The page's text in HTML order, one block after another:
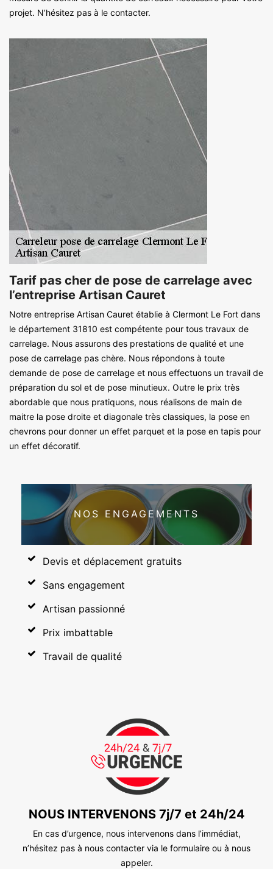
projet. N’hésitez pas à le contacter.
Tarif pas cher de pose de carrelage avec
l’entreprise Artisan Cauret
Notre entreprise Artisan Cauret établie à Clermont Le Fort dans
le département 31810 est compétente pour tous travaux de
carrelage. Nous assurons des prestations de qualité et une
pose de carrelage pas chère. Nous répondons à toute
demande de pose de carrelage et nous effectuons un travail de
préparation du sol et de pose minutieux. Outre le prix très
abordable que nous pratiquons, nous réalisons de main de
maitre la pose droite et diagonale très classiques, la pose en
chevrons pour donner un effet parquet et la pose en tapis pour
un effet décoratif.
NOS ENGAGEMENTS
Devis et déplacement gratuits
Sans engagement
Artisan passionné
Prix imbattable
Travail de qualité
NOUS INTERVENONS 7j/7 et 24h/24
En cas d’urgence, nous intervenons dans l’immédiat,
n’hésitez pas à nous contacter via le formulaire ou à nous
appeler.